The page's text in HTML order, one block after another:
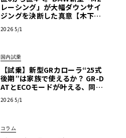
レーシング」が大幅ダウンサイ
ジングを決断した真意【木下隆
B》
2026 5/1
国内試乗
【試乗】新型GRカローラ“25式
後期”は家族で使えるか？ GR-D
ATとECOモードが叶える、同乗
よさ《LE VOLANT LAB》
2026 5/1
コラム